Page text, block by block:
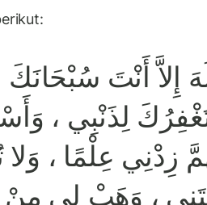
إِلاَّ أَنْتَ سُبْحَانَكَ
لِذَنْبِي ،
زِدْنِي عِلْمًا ،
، وَهَبْ لِي